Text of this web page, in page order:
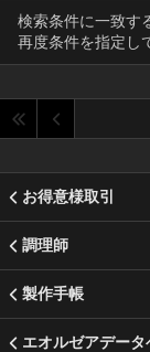
検索条件に一致す
再度条件を指定し
お得意様取引
調理師
製作手帳
エオルゼアデータ